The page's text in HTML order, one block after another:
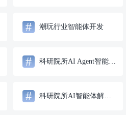
# 潮玩行业智能体开发
# 科研院所AI Agent智能体搭建
# 科研院所AI智能体解决方案